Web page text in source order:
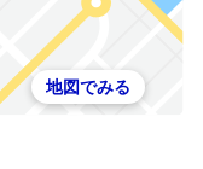
地図でみる